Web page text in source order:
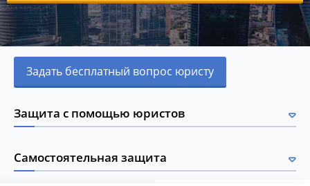
Задать бесплатный вопрос юристу
Защита с помощью юристов
Самостоятельная защита